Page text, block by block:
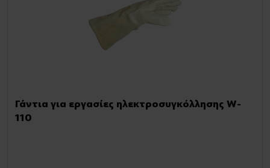
Γάντια για εργασίες ηλεκτροσυγκόλλησης W-
110